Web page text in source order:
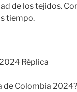
de los tejidos.
tiempo.
Réplica
de Colombia 2024?